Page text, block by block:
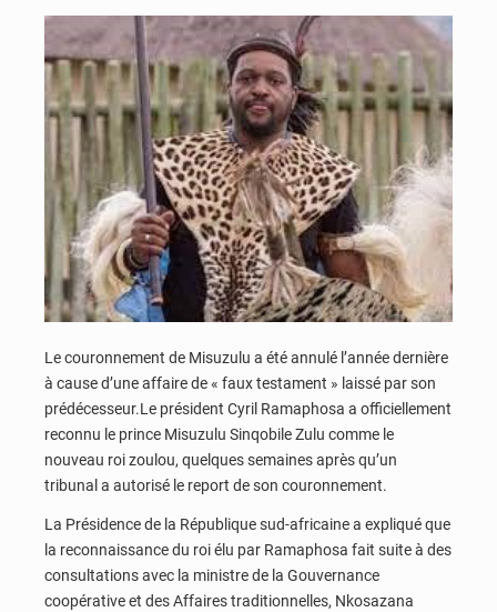
Le couronnement de Misuzulu a été annulé l’année dernière
à cause d’une affaire de « faux testament » laissé par son
prédécesseur.Le président Cyril Ramaphosa a officiellement
reconnu le prince Misuzulu Sinqobile Zulu comme le
nouveau roi zoulou, quelques semaines après qu’un
tribunal a autorisé le report de son couronnement.
La Présidence de la République sud-africaine a expliqué que
la reconnaissance du roi élu par Ramaphosa fait suite à des
consultations avec la ministre de la Gouvernance
coopérative et des Affaires traditionnelles, Nkosazana